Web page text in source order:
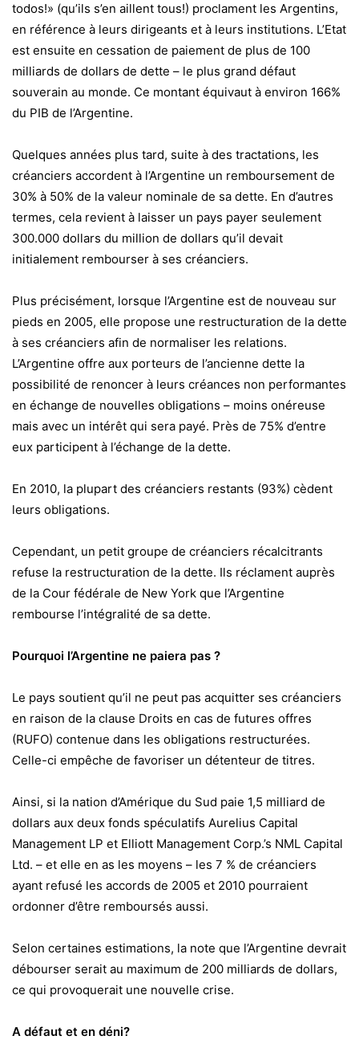
todos!» (qu’ils s’en aillent tous!) proclament les Argentins,
en référence à leurs dirigeants et à leurs institutions. L’Etat
est ensuite en cessation de paiement de plus de 100
milliards de dollars de dette – le plus grand défaut
souverain au monde. Ce montant équivaut à environ 166%
du PIB de l’Argentine.
Quelques années plus tard, suite à des tractations, les
créanciers accordent à l’Argentine un remboursement de
30% à 50% de la valeur nominale de sa dette. En d’autres
termes, cela revient à laisser un pays payer seulement
300.000 dollars du million de dollars qu’il devait
initialement rembourser à ses créanciers.
Plus précisément, lorsque l’Argentine est de nouveau sur
pieds en 2005, elle propose une restructuration de la dette
à ses créanciers afin de normaliser les relations.
L’Argentine offre aux porteurs de l’ancienne dette la
possibilité de renoncer à leurs créances non performantes
en échange de nouvelles obligations – moins onéreuse
mais avec un intérêt qui sera payé. Près de 75% d’entre
eux participent à l’échange de la dette.
En 2010, la plupart des créanciers restants (93%) cèdent
leurs obligations.
Cependant, un petit groupe de créanciers récalcitrants
refuse la restructuration de la dette. Ils réclament auprès
de la Cour fédérale de New York que l’Argentine
rembourse l’intégralité de sa dette.
Pourquoi l’Argentine ne paiera pas ?
Le pays soutient qu’il ne peut pas acquitter ses créanciers
en raison de la clause Droits en cas de futures offres
(RUFO) contenue dans les obligations restructurées.
Celle-ci empêche de favoriser un détenteur de titres.
Ainsi, si la nation d’Amérique du Sud paie 1,5 milliard de
dollars aux deux fonds spéculatifs Aurelius Capital
Management LP et Elliott Management Corp.’s NML Capital
Ltd. – et elle en as les moyens – les 7 % de créanciers
ayant refusé les accords de 2005 et 2010 pourraient
ordonner d’être remboursés aussi.
Selon certaines estimations, la note que l’Argentine devrait
débourser serait au maximum de 200 milliards de dollars,
ce qui provoquerait une nouvelle crise.
A défaut et en déni?